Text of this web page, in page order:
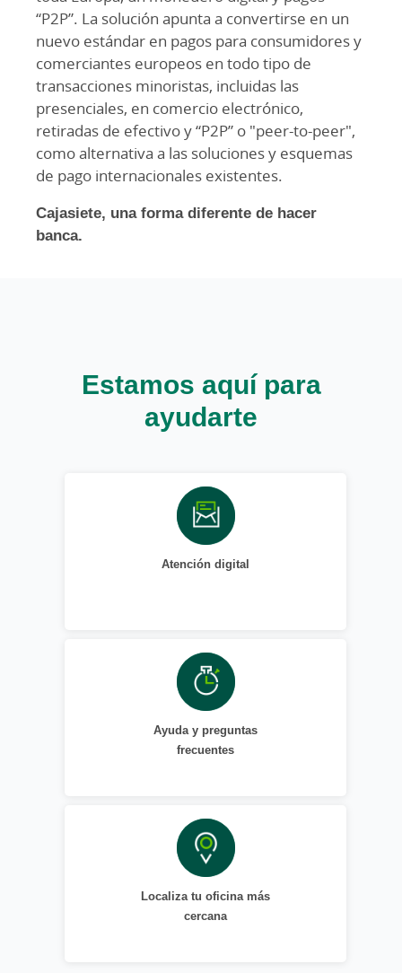
“P2P”. La solución apunta a convertirse en un
nuevo estándar en pagos para consumidores y
comerciantes europeos en todo tipo de
transacciones minoristas, incluidas las
presenciales, en comercio electrónico,
retiradas de efectivo y “P2P” o "peer-to-peer",
como alternativa a las soluciones y esquemas
de pago internacionales existentes.
Cajasiete, una forma diferente de hacer
banca.
Estamos aquí para
ayudarte
Atención digital
Ayuda y preguntas
frecuentes
Localiza tu oficina más
cercana